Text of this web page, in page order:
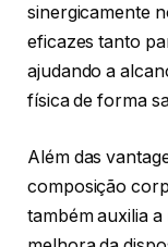
sinergicamente
eficazes tanto
ajudando a
física de forma
Além das
composição
também auxilia